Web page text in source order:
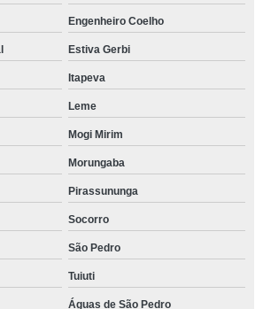
Engenheiro Coelho
Estiva Gerbi
Itapeva
Leme
Mogi Mirim
Morungaba
Pirassununga
Socorro
São Pedro
Tuiuti
Águas de São Pedro